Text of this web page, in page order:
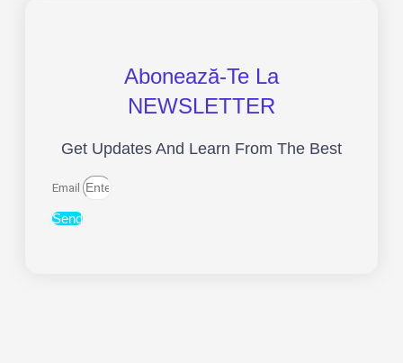
Abonează-Te La
NEWSLETTER
Get Updates And Learn From The Best
Email
Send